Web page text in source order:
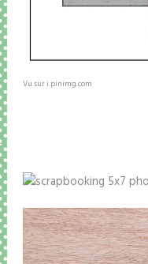
Vu sur i.pinimg.com